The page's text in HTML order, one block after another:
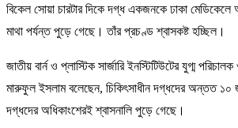
বিকেল সোয়া চারটার দিকে দগ্ধ একজনকে ঢাকা
মাথা পর্যন্ত পুড়ে গেছে। তাঁর প্রচণ্ড শ্বাসকষ্ট হচ্ছিল।
জাতীয় বার্ন ও প্লাস্টিক সার্জারি ইনস্টিটিউটের যুগ্ম
মারুফুল ইসলাম বলেছেন, চিকিৎসাধীন দগ্ধদের অন্তত ১০
দগ্ধদের অধিকাংশেরই শ্বাসনালি পুড়ে গেছে।